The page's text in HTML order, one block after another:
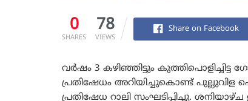
0
SHARES
78
VIEWS
Share on Facebook
വർഷം 3 കഴിഞ്ഞിട്ടും
പ്രതിഷേധം അറിയിച്ചുകൊണ്ട്
പ്രതിഷേധ റാലി സംഘടിപ്പിച്ചു.